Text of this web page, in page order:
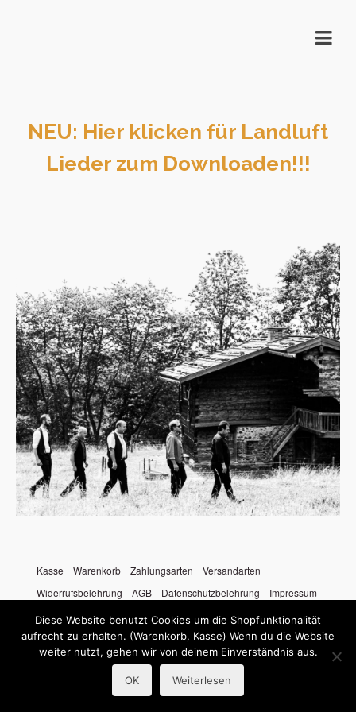
NEU: Hier klicken für Landluft
Lieder zum Downloaden!!!
Kasse Warenkorb Zahlungsarten
Versandarten
Widerrufsbelehrung
AGB Datenschutzbelehrung
Impressum
© 2026 Landluft
Diese Website benutzt Cookies um die Shopfunktionalität
aufrecht zu erhalten. (Warenkorb, Kasse) Wenn du die Website
weiter nutzt, gehen wir von deinem Einverständnis aus.
OK Weiterlesen